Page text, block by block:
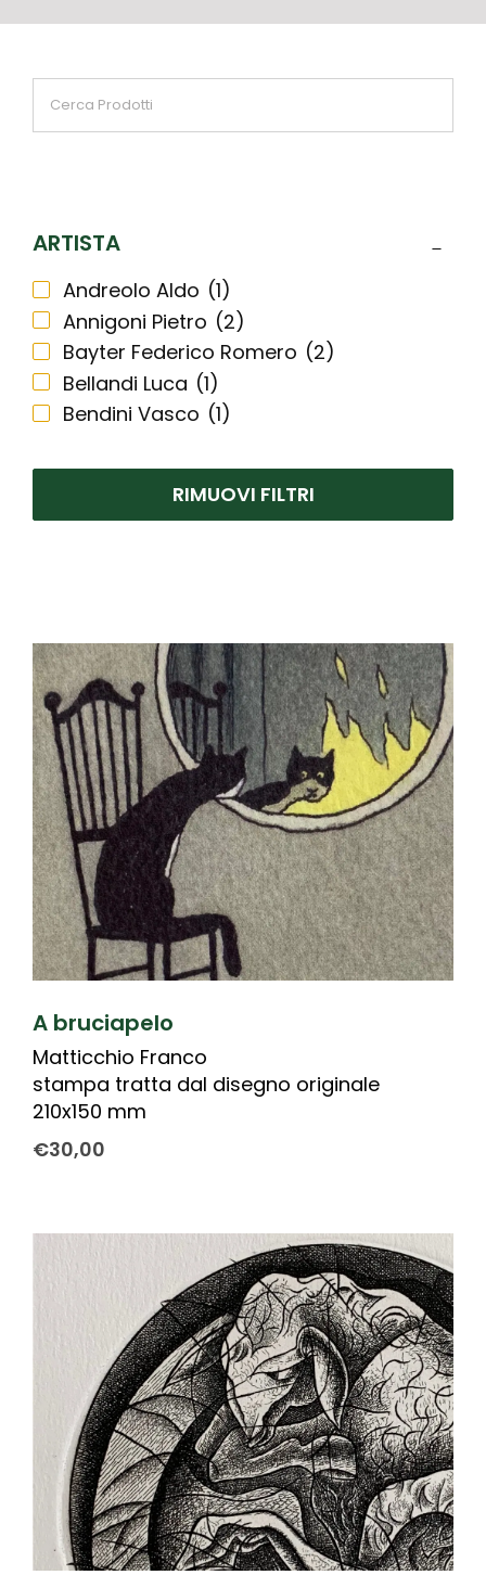
A bruciapelo
Matticchio Franco
stampa tratta dal disegno originale
210x150 mm
€30,00
ARTISTA
Andreolo Aldo (1)
Annigoni Pietro (2)
Bayter Federico Romero (2)
Bellandi Luca (1)
Bendini Vasco (1)
Bodini Floriano (1)
(1)
Prencipe Leonardo (1)
Tenconi Sandra (1)
Zambrelli Marco (2)
RIMUOVI FILTRI